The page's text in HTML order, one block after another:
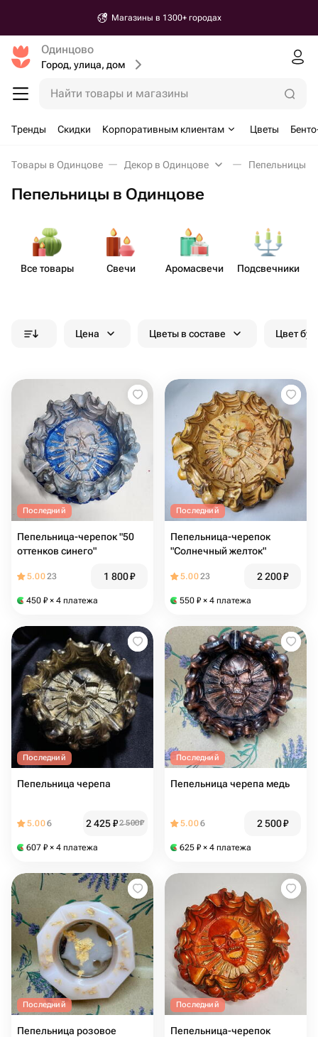
Магазины в 1300+ городах
Одинцово
Город, улица, дом
Найти товары и магазины
Тренды Скидки Корпоративным клиентам Цветы
Товары в Одинцове Декор в Одинцове Пепельницы в
Пепельницы в Одинцове
Все товары Свечи Аром​асвечи Подсв​ечники
Цена Цветы в составе Цвет
Последний
Пепельница-черепок "50
оттенков синего"
5.0023 1 800₽
450 ₽ × 4 платежа
Последний
Пепельница-черепок
"Солнечный желток"
5.0023 2 200₽
550 ₽ × 4 платежа
Последний
Пепельница черепа
5.006 2 425₽2 500₽
607 ₽ × 4 платежа
Последний
Пепельница черепа медь
5.006 2 500₽
625 ₽ × 4 платежа
Последний
Пепельница розовое
Последний
Пепельница-черепок